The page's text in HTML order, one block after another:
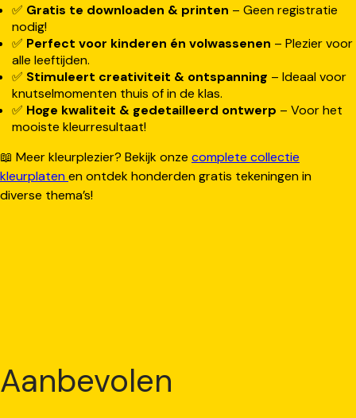
✅ Gratis te downloaden & printen – Geen registratie
nodig!
✅ Perfect voor kinderen én volwassenen – Plezier voor
alle leeftijden.
✅ Stimuleert creativiteit & ontspanning – Ideaal voor
knutselmomenten thuis of in de klas.
✅ Hoge kwaliteit & gedetailleerd ontwerp – Voor het
mooiste kleurresultaat!
📖 Meer kleurplezier? Bekijk onze complete collectie
kleurplatenen ontdek honderden gratis tekeningen in
diverse thema’s!
Aanbevolen